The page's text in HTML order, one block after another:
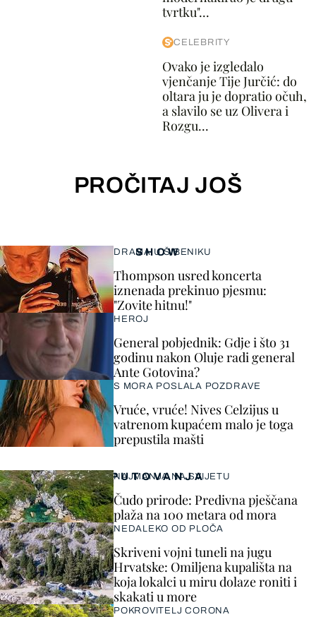
tvrtku"...
CELEBRITY
Ovako je izgledalo
vjenčanje Tije Jurčić: do
oltara ju je dopratio očuh,
a slavilo se uz Olivera i
Rozgu...
PROČITAJ JOŠ
SHOW
DRAMA U ŠIBENIKU
Thompson usred koncerta
iznenada prekinuo pjesmu:
"Zovite hitnu!"
HEROJ
General pobjednik: Gdje i što 31
godinu nakon Oluje radi general
Ante Gotovina?
S MORA POSLALA POZDRAVE
Vruće, vruće! Nives Celzijus u
vatrenom kupaćem malo je toga
prepustila mašti
PUTOVANJA
NAJMANJA NA SVIJETU
Čudo prirode: Predivna pješčana
plaža na 100 metara od mora
NEDALEKO OD PLOČA
Skriveni vojni tuneli na jugu
Hrvatske: Omiljena kupališta na
koja lokalci u miru dolaze roniti i
skakati u more
POKROVITELJ CORONA